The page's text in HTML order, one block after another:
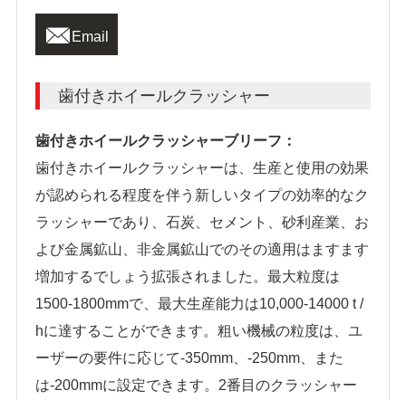
 Email
歯付きホイールクラッシャー
歯付きホイールクラッシャーブリーフ：
歯付きホイールクラッシャーは、生産と使用の効果
が認められる程度を伴う新しいタイプの効率的なク
ラッシャーであり、石炭、セメント、砂利産業、お
よび金属鉱山、非金属鉱山でのその適用はますます
増加するでしょう拡張されました。最大粒度は
1500-1800mmで、最大生産能力は10,000-14000 t /
hに達することができます。粗い機械の粒度は、ユ
ーザーの要件に応じて-350mm、-250mm、また
は-200mmに設定できます。2番目のクラッシャー